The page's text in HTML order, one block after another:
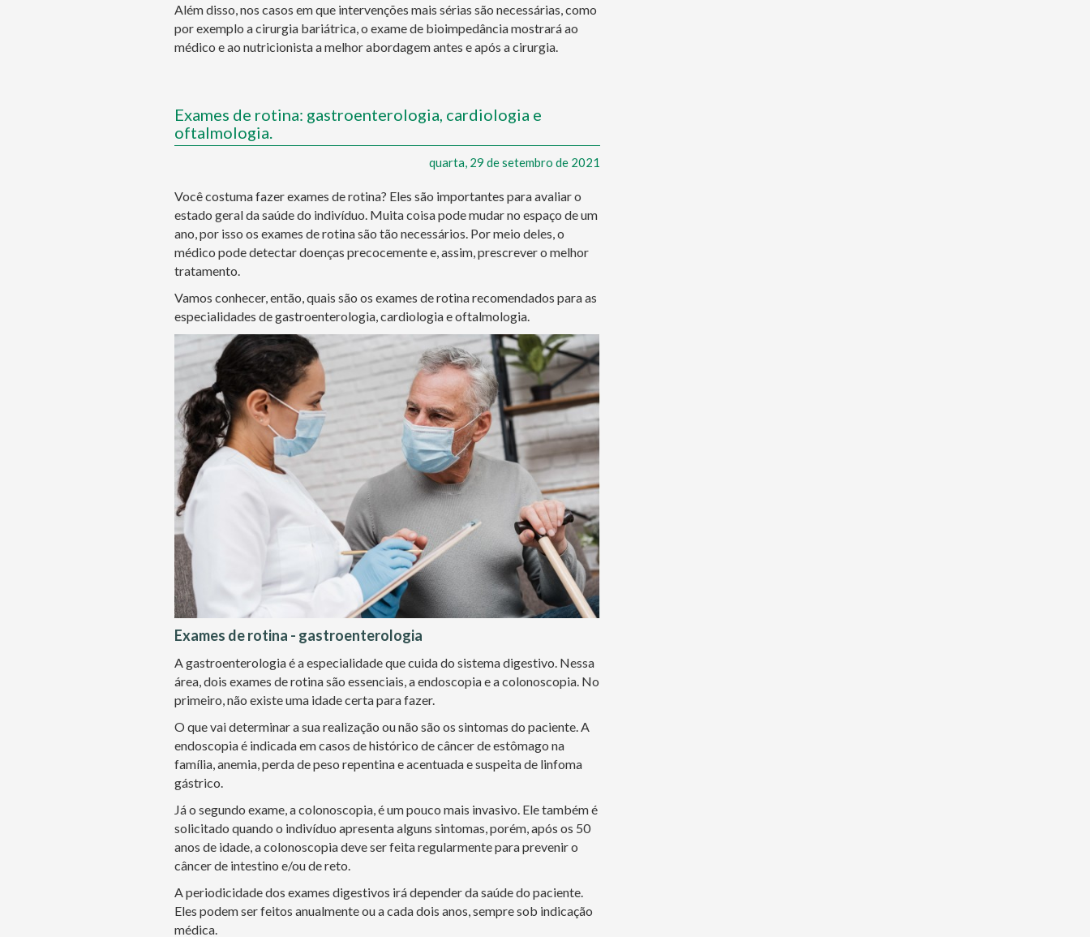
Além disso, nos casos em que intervenções mais sérias são necessárias, como
por exemplo a cirurgia bariátrica, o exame de bioimpedância mostrará ao
médico e ao nutricionista a melhor abordagem antes e após a cirurgia.
Exames de rotina: gastroenterologia, cardiologia e
oftalmologia.
quarta, 29 de setembro de 2021
Você costuma fazer exames de rotina? Eles são importantes para avaliar o
estado geral da saúde do indivíduo. Muita coisa pode mudar no espaço de um
ano, por isso os exames de rotina são tão necessários. Por meio deles, o
médico pode detectar doenças precocemente e, assim, prescrever o melhor
tratamento.
Vamos conhecer, então, quais são os exames de rotina recomendados para as
especialidades de gastroenterologia, cardiologia e oftalmologia.
Exames de rotina - gastroenterologia
A gastroenterologia é a especialidade que cuida do sistema digestivo. Nessa
área, dois exames de rotina são essenciais, a endoscopia e a colonoscopia. No
primeiro, não existe uma idade certa para fazer.
O que vai determinar a sua realização ou não são os sintomas do paciente. A
endoscopia é indicada em casos de histórico de câncer de estômago na
família, anemia, perda de peso repentina e acentuada e suspeita de linfoma
gástrico.
Já o segundo exame, a colonoscopia, é um pouco mais invasivo. Ele também é
solicitado quando o indivíduo apresenta alguns sintomas, porém, após os 50
anos de idade, a colonoscopia deve ser feita regularmente para prevenir o
câncer de intestino e/ou de reto.
A periodicidade dos exames digestivos irá depender da saúde do paciente.
Eles podem ser feitos anualmente ou a cada dois anos, sempre sob indicação
médica.